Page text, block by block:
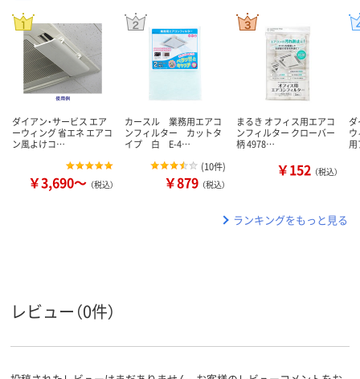
ダイアン・サービス エア
ーウィング 省エネ エアコ
ン風よけコ…
￥3,690～ （税込）
カースル 業務用エアコ
ンフィルター カットタ
イプ 白 E-4…
(10件)
￥879 （税込）
まるき オフィス用エアコ
ンフィルター クローバー
柄 4978…
￥152 （税込）
ウ
ランキングをもっと見る
レビュー（0件）